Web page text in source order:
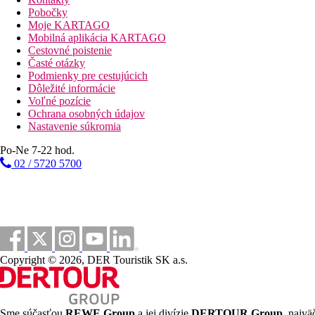
Junior suita s rozkladacou pohovkou: väčší ubytovací priestor
Suita s oddelenou spálňou (King Suite): priestranná suita s
Vzdialenosti
8 km
Vzdialenosť od najbližšieho letiska
Fotogaléria
Pobočky
Moje KARTAGO
Mobilná aplikácia KARTAGO
Cestovné poistenie
Časté otázky
Podmienky pre cestujúcich
Dôležité informácie
Voľné pozície
Ochrana osobných údajov
Nastavenie súkromia
Po-Ne 7-22 hod.
02 / 5720 5700
Copyright © 2026, DER Touristik SK a.s.